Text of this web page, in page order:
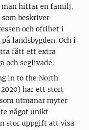
man hittar en familj,
beskriver
och ofrihet i
landsbygden. Och i
fått ett extra
och seglivade.
in to the North
har ett stort
utmanar myter
något unikt
stor uppgift att visa